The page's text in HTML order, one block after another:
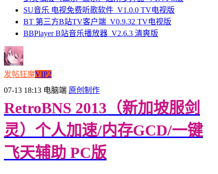
SU音乐 电视免费听歌软件_V1.0.0 TV电视版
BT 第三方B站TV客户端_V0.9.32 TV电视版
BBPlayer B站音乐播放器_V2.6.3 清爽版
发帖狂魔VIP2
07-13 18:13 电脑端 原创制作
RetroBNS 2013（新加坡服剑
灵）个人加速/内存GCD/一键
飞天辅助 PC版